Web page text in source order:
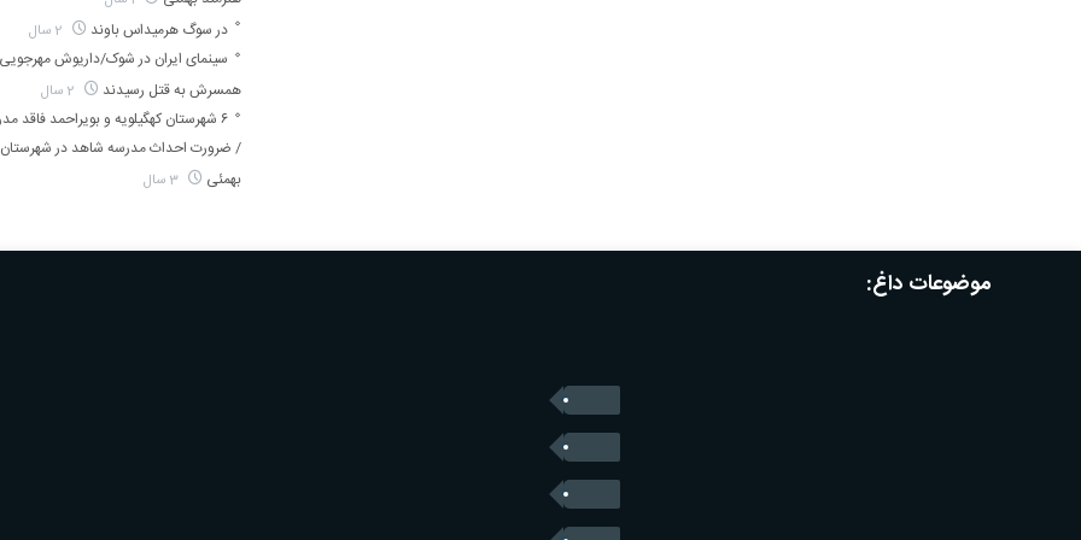
در سوگ هرمیداس باوند
سینمای ایران در شوک/داریوش
همسرش به قتل رسیدند
۶ شهرستان کهگیلویه و بویراحمد فاقد
/ ضرورت احداث مدرسه شاهد در شهرستان
بهمئی
موضوعات داغ: